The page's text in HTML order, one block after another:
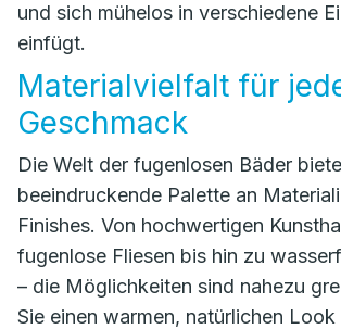
und sich mühelos in verschiedene
einfügt.
Materialvielfalt für
Geschmack
Die Welt der fugenlosen Bäder
beeindruckende Palette an
Finishes. Von hochwertigen
fugenlose Fliesen bis hin zu
– die Möglichkeiten sind nahezu
Sie einen warmen, natürlichen